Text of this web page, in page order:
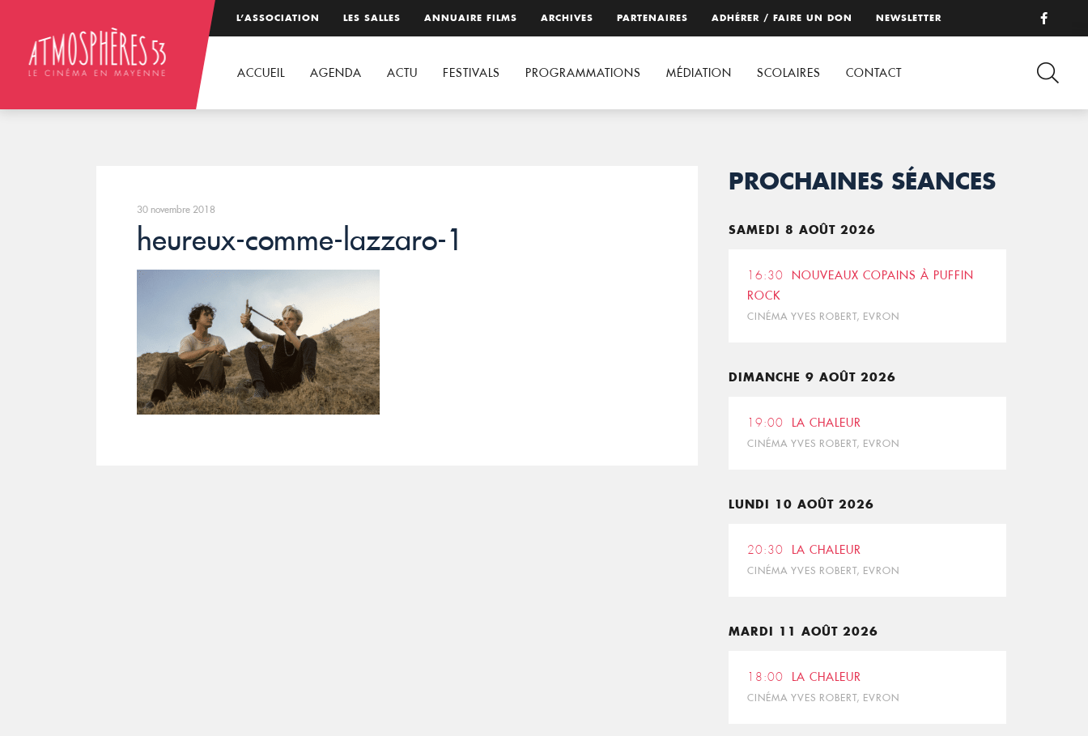
L’ASSOCIATION LES SALLES ANNUAIRE FILMS ARCHIVES PARTENAIRES ADHÉRER / FAIRE UN DON NEWSLETTER
ACCUEIL AGENDA ACTU FESTIVALS PROGRAMMATIONS MÉDIATION SCOLAIRES CONTACT
30 novembre 2018
heureux-comme-lazzaro-1
PROCHAINES SÉANCES
SAMEDI 8 AOÛT 2026
16:30
NOUVEAUX COPAINS À PUFFIN
ROCK
CINÉMA YVES ROBERT, EVRON
DIMANCHE 9 AOÛT 2026
19:00 LA CHALEUR
CINÉMA YVES ROBERT, EVRON
LUNDI 10 AOÛT 2026
20:30 LA CHALEUR
CINÉMA YVES ROBERT, EVRON
MARDI 11 AOÛT 2026
18:00 LA CHALEUR
CINÉMA YVES ROBERT, EVRON